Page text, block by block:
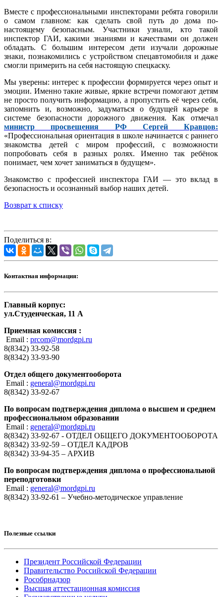
Вместе с профессиональными инспекторами ребята говорили
о самом главном: как сделать свой путь до дома по-
настоящему безопасным. Участники узнали, кто такой
инспектор ГАИ, какими знаниями и качествами он должен
обладать. С большим интересом дети изучали дорожные
знаки, познакомились с устройством спецавтомобиля и даже
смогли примерить на себя настоящую спецкаску.
Мы уверены: интерес к профессии формируется через опыт и
эмоции. Именно такие живые, яркие встречи помогают детям
не просто получить информацию, а пропустить её через себя,
запомнить и, возможно, задуматься о будущей карьере в
системе безопасности дорожного движения. Как отмечал
министр просвещения РФ Сергей Кравцов:
«Профессиональная ориентация в школе начинается с раннего
знакомства детей с миром профессий, с возможности
попробовать себя в разных ролях. Именно так ребёнок
понимает, чем хочет заниматься в будущем».
Знакомство с профессией инспектора ГАИ — это вклад в
безопасность и осознанный выбор наших детей.
Возврат к списку
Поделиться в:
Контактная информация:
Главный корпус:
ул.Студенческая, 11 А
Приемная комиссия :
Email : prcom@mordgpi.ru
8(8342) 33-92-58
8(8342) 33-93-90
Отдел общего документооборота
Email : general@mordgpi.ru
8(8342) 33-92-67
По вопросам подтверждения диплома о высшем и среднем
профессиональном образовании
Email : general@mordgpi.ru
8(8342) 33-92-67 - ОТДЕЛ ОБЩЕГО ДОКУМЕНТООБОРОТА
8(8342) 33-92-59 – ОТДЕЛ КАДРОВ
8(8342) 33-94-35 – АРХИВ
По вопросам подтверждения диплома о профессиональной
переподготовки
Email : general@mordgpi.ru
8(8342) 33-92-61 – Учебно-методическое управление
Полезные ссылки
Президент Российской Федерации
Правительство Российской Федерации
Рособрнадзор
Высшая аттестационная комиссия